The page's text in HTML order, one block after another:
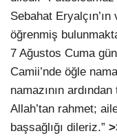
Sebahat
öğrenmiş
7 Ağustos Cuma
Camii’nde öğle
namazının
Allah’tan rahmet;
başsağlığı dileriz.”